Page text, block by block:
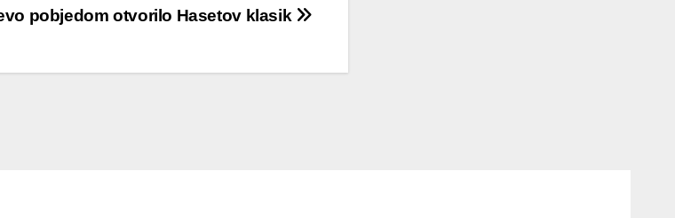
pobjedom otvorilo Hasetov klasik